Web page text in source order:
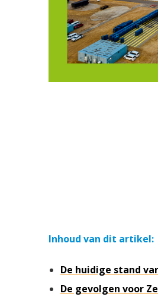
Inhoud van dit artikel:
De huidige stand
De gevolgen voor